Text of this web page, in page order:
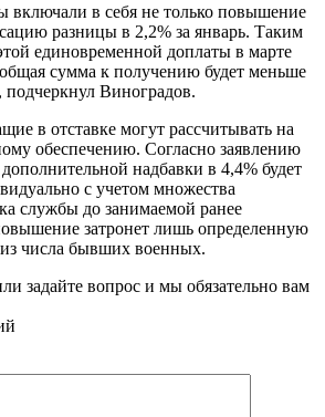
включали в себя не только повышение
разницы в 2,2% за январь. Таким
единовременной доплаты в марте
сумма к получению будет меньше
Виноградов.
в отставке могут рассчитывать на
обеспечению. Согласно заявлению
надбавки в 4,4% будет
с учетом множества
службы до занимаемой ранее
затронет лишь определенную
числа бывших военных.
задайте вопрос и мы обязательно вам